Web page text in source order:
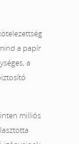
a papír
a
milliós